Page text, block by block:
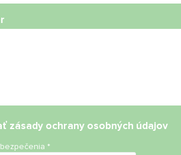
zásady ochrany osobných údajov
*